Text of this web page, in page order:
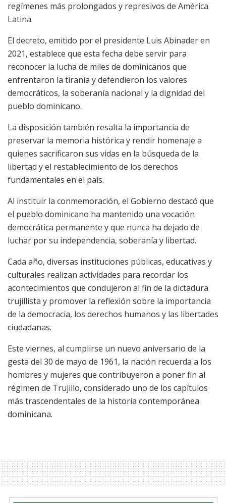
regímenes más prolongados y represivos de América
Latina.
El decreto, emitido por el presidente Luis Abinader en
2021, establece que esta fecha debe servir para
reconocer la lucha de miles de dominicanos que
enfrentaron la tiranía y defendieron los valores
democráticos, la soberanía nacional y la dignidad del
pueblo dominicano.
La disposición también resalta la importancia de
preservar la memoria histórica y rendir homenaje a
quienes sacrificaron sus vidas en la búsqueda de la
libertad y el restablecimiento de los derechos
fundamentales en el país.
Al instituir la conmemoración, el Gobierno destacó que
el pueblo dominicano ha mantenido una vocación
democrática permanente y que nunca ha dejado de
luchar por su independencia, soberanía y libertad.
Cada año, diversas instituciones públicas, educativas y
culturales realizan actividades para recordar los
acontecimientos que condujeron al fin de la dictadura
trujillista y promover la reflexión sobre la importancia
de la democracia, los derechos humanos y las libertades
ciudadanas.
Este viernes, al cumplirse un nuevo aniversario de la
gesta del 30 de mayo de 1961, la nación recuerda a los
hombres y mujeres que contribuyeron a poner fin al
régimen de Trujillo, considerado uno de los capítulos
más trascendentales de la historia contemporánea
dominicana.